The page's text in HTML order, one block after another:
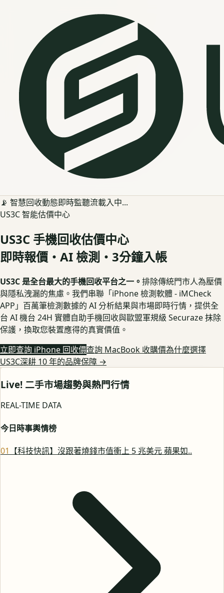
📡 智慧回收動態即時監聽流載入中...
US3C 智能估價中心
US3C 手機回收估價中心
即時報價・AI 檢測・3分鐘入帳
US3C 是全台最大的手機回收平台之一。 排除傳統門市人為壓價
與隱私洩漏的焦慮。我們串聯「iPhone 檢測軟體 - iMCheck
APP」百萬筆檢測數據的 AI 分析結果與市場即時行情，提供全
台 AI 機台 24H 實體自助手機回收與歐盟軍規級 Securaze 抹除
保護，換取您裝置應得的真實價值。
立即查詢 iPhone 回收價查詢 MacBook 收購價為什麼選擇
US3C深耕 10 年的品牌保障 →
Live! 二手市場趨勢與熱門行情
REAL-TIME DATA
今日時事輿情榜
01 【科技快訊】沒跟著燒錢市值衝上 5 兆美元 蘋果如..